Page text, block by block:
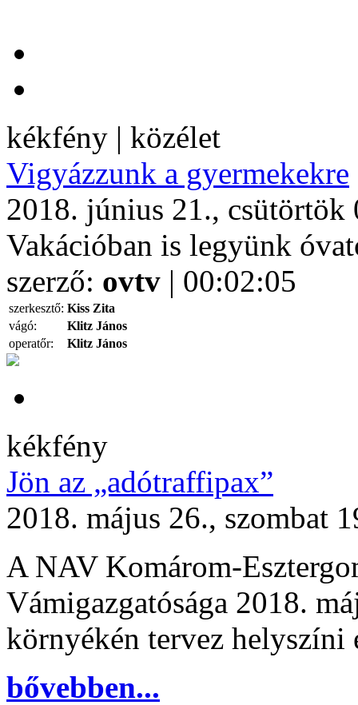
kékfény | közélet
Vigyázzunk a gyermekekre
2018. június 21., csütörtök
Vakációban is legyünk
szerző: ovtv | 00:02:05
szerkesztő: Kiss Zita
vágó:
Klitz János
operatőr:
Klitz János
kékfény
Jön az „adótraffipax”
2018. május 26., szombat
A NAV Komárom-
Vámigazgatósága 2018.
környékén tervez helyszíni
bővebben...